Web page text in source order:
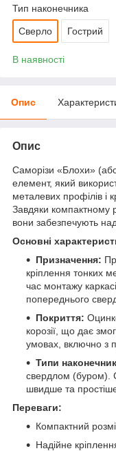
Тип наконечника
Сверло Гострий
В наявності
Опис
Опис
Саморізи «Блохи»
елемент, який
металевих профілів і
Завдяки компактному
вони забезпечують
Основні
Призначення:
кріплення тонких
час монтажу
попереднього
Покриття:
корозії, що дає
умовах, включно з
Типи
свердлом (буром).
швидше та
Переваги:
Компактний
Надійне